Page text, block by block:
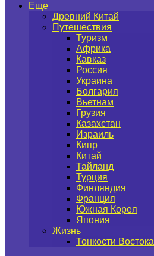
Еще
Древний Китай
Путешествия
Туризм
Африка
Кавказ
Россия
Украина
Болгария
Вьетнам
Грузия
Казахстан
Израиль
Кипр
Китай
Тайланд
Турция
Финляндия
Франция
Южная Корея
Япония
Жизнь
Тонкости Востока